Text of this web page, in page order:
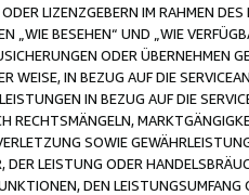
LIZENZGEBERN IM RAHMEN
„WIE BESEHEN“ UND „WIE
ODER ÜBERNEHMEN
WEISE, IN BEZUG AUF DIE
IN BEZUG AUF DIE
RECHTSMÄNGELN,
SOWIE
DER LEISTUNG ODER
DEN